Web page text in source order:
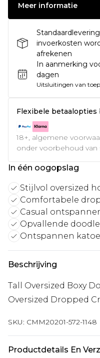
Meer informatie
invoerkosten
afrekenen
In aanmerking
dagen
Uitsluitingen van
Flexibele betaalopties
18+, algemene
onder voorbehoud van
In één oogopslag
Stijlvol oversized
Comfortabele
Casual
Opvallende
Ontspannen
Beschrijving
Tall Oversized Boxy
Oversized Dropped
SKU: CMM20201-572-1148
Productdetails En